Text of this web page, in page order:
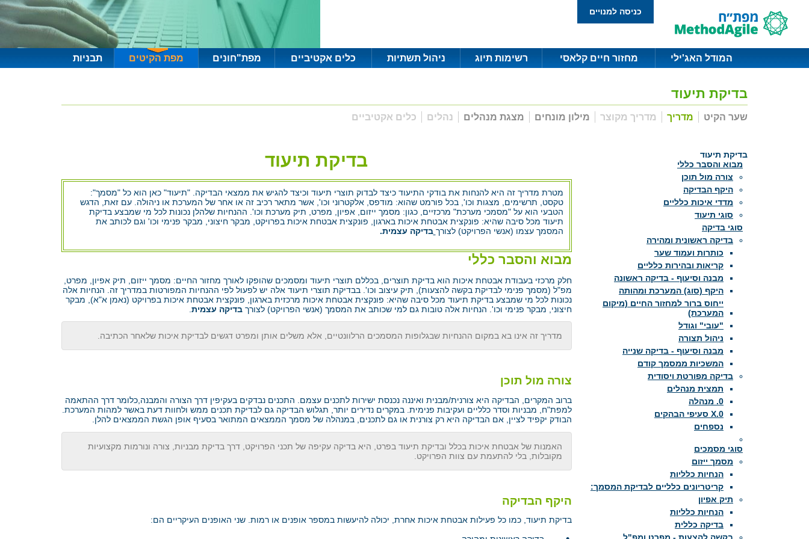
כניסה למנויים
המודל האג'ילי מחזור חיים קלאסי רשימות תיוג ניהול תשתיות כלים אקטיביים מפת"חונים מפת הקיטים תבניות
בדיקת תיעוד
שער הקיט מדריך מדריך מקוצר מילון מונחים מצגת מנהלים נהלים כלים אקטיביים
בדיקת תיעוד
מבוא והסבר כללי
צורה מול תוכן
היקף הבדיקה
מדדי איכות כלליים
סוגי תיעוד
סוגי בדיקה
בדיקה ראשונית ומהירה
כותרות ועמוד שער
קריאות ובהירות כלליים
מבנה וסיעוף - בדיקה ראשונה
היקף (סוג) המערכת ומהותה
ייחוס ברור למחזור החיים (מיקום
המערכת)
"עובי" וגודל
ניהול תצורה
מבנה וסיעוף - בדיקה שנייה
המשכיות ממסמך קודם
בדיקה מפורטת ויסודית
תמצית מנהלים
0. מנהלה
X.0 סעיפי הבהקים
נספחים
סוגי מסמכים
מסמך ייזום
הנחיות כלליות
קריטריונים כלליים לבדיקת המסמך:
תיק אפיון
הנחיות כלליות
בדיקה כללית
בדיקת תיעוד
מטרת מדריך זה היא להנחות את בודקי התיעוד כיצד לבדוק תוצרי תיעוד וכיצד להגיש את ממצאי הבדיקה. "תיעוד" כאן הוא כל "מסמך":
טקסט, תרשימים, מצגות וכו', בכל פורמט שהוא: מודפס, אלקטרוני וכו', אשר מתאר רכיב זה או אחר של המערכת או ניהולה. עם זאת, הדגש
הטבעי הוא על "מסמכי מערכת" מרכזיים, כגון: מסמך ייזום, אפיון, מפרט, תיק מערכת וכו'. ההנחיות שלהלן נכונות לכל מי שמבצע בדיקת
תיעוד מכל סיבה שהיא: פונקצית אבטחת איכות בארגון, פונקצית אבטחת איכות בפרויקט, מבקר חיצוני, מבקר פנימי וכו' וגם לכותב את
המסמך עצמו (אנשי הפרויקט) לצורך בדיקה עצמית.
מבוא והסבר כללי
חלק מרכזי בעבודת אבטחת איכות הוא בדיקת תוצרים, בכללם תוצרי תיעוד ומסמכים שהופקו לאורך מחזור החיים: מסמך ייזום, תיק אפיון, מפרט,
מפ"ל (מסמך פנימי לבדיקת בקשה להצעות), תיק עיצוב וכו'. בבדיקת תוצרי תיעוד אלה יש לפעול לפי ההנחיות המפורטות במדריך זה. הנחיות אלה
נכונות לכל מי שמבצע בדיקת תיעוד מכל סיבה שהיא: פונקצית אבטחת איכות מרכזית בארגון, פונקצית אבטחת איכות בפרויקט (נאמן א"א), מבקר
חיצוני, מבקר פנימי וכו'. הנחיות אלה טובות גם למי שכותב את המסמך (אנשי הפרויקט) לצורך בדיקה עצמית
מדריך זה אינו בא במקום ההנחיות שבגלופות המסמכים הרלוונטיים, אלא משלים אותן ומפרט דגשים לבדיקת איכות שלאחר הכתיבה.
צורה מול תוכן
ברוב המקרים, הבדיקה היא צורנית/מבנית ואיננה נכנסת ישירות לתכנים עצמם. התכנים נבדקים בעקיפין דרך הצורה והמבנה,כלומר דרך ההתאמה
למפת"ח, מבניות וסדר כלליים ועקיבות פנימית. במקרים נדירים יותר, תגלוש הבדיקה גם לבדיקת תכנים ממש ולחוות דעת באשר למהות המערכת.
הבודק יקפיד לציין, אם הבדיקה היא רק צורנית או גם לתכנים, במנהלה של מסמך הממצאים המתואר בסעיף אופן הגשת הממצאים להלן.
האמנות של אבטחת איכות בכלל ובדיקת תיעוד בפרט, היא בדיקה עקיפה של תכני הפרויקט, דרך בדיקת מבניות, צורה ונורמות מקצועיות
מקובלות, בלי להתעמת עם צוות הפרויקט.
היקף הבדיקה
בדיקת תיעוד, כמו כל פעילות אבטחת איכות אחרת, יכולה להיעשות במספר אופנים או רמות. שני האופנים העיקריים הם: